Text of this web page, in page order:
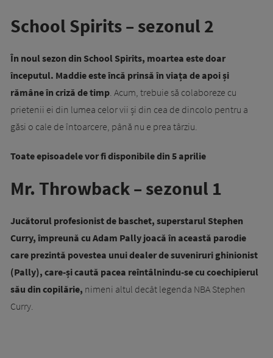
School Spirits – sezonul 2
În noul sezon din School Spirits, moartea este doar
începutul. Maddie este încă prinsă în viața de apoi și
rămâne în criză de timp . Acum, trebuie să colaboreze cu
prietenii ei din lumea celor vii și din cea de dincolo pentru a
găsi o cale de întoarcere, până nu e prea târziu.
Toate episoadele vor fi disponibile din 5 aprilie
Mr. Throwback – sezonul 1
Jucătorul profesionist de baschet, superstarul Stephen
Curry, împreună cu Adam Pally joacă în această parodie
care prezintă povestea unui dealer de suveniruri ghinionist
(Pally), care-și caută pacea reîntâlnindu-se cu coechipierul
său din copilărie, nimeni altul decât legenda NBA Stephen
Curry.